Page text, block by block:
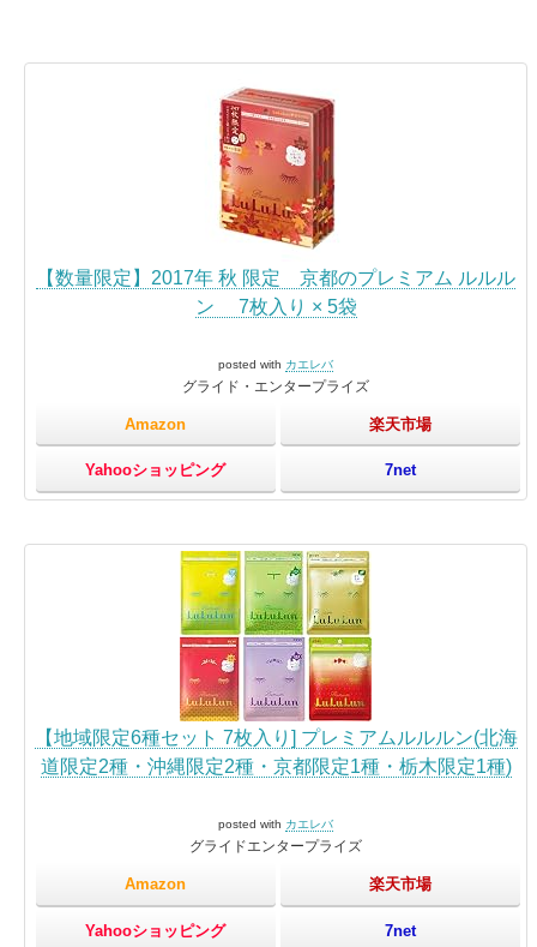
【数量限定】2017年 秋 限定 京都のプレミアム ルルル
ン 7枚入り × 5袋
posted with カエレバ
グライド・エンタープライズ
Amazon 楽天市場
Yahooショッピング 7net
【地域限定6種セット 7枚入り] プレミアムルルルン(北海
道限定2種・沖縄限定2種・京都限定1種・栃木限定1種)
posted with カエレバ
グライドエンタープライズ
Amazon 楽天市場
Yahooショッピング 7net